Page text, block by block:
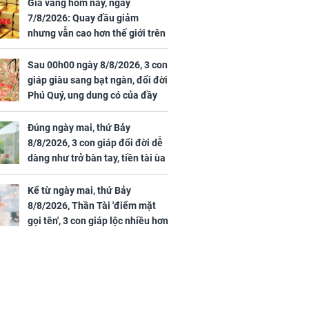
phẩm làm đẹp từ tế
bào gốc người
này, cơ thể
4 lợi ích
Giá vàng hôm nay, ngày
7/8/2026: Quay đầu giảm
nhưng vẫn cao hơn thế giới trên
7 triệu đồng
Sau 00h00 ngày 8/8/2026, 3 con
giáp giàu sang bạt ngàn, đổi đời
Phú Quý, ung dung có của đầy
nhà, ngày càng hưng thịnh sung
túc
Đúng ngày mai, thứ Bảy
8/8/2026, 3 con giáp đổi đời dễ
dàng như trở bàn tay, tiền tài ùa
tới, ngồi không lộc cũng đến,
phú quý theo tới già
Kể từ ngày mai, thứ Bảy
8/8/2026, Thần Tài 'điểm mặt
gọi tên', 3 con giáp lộc nhiều hơn